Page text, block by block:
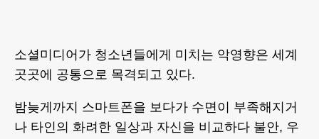
소셜미디어가 청소년들에게 미치는 악영향은 세계
곳곳에 공통으로 목격되고 있다.
밤늦게까지 스마트폰을 보다가 수면이 부족해지거
나 타인의 화려한 일상과 자신을 비교하다 불안, 우